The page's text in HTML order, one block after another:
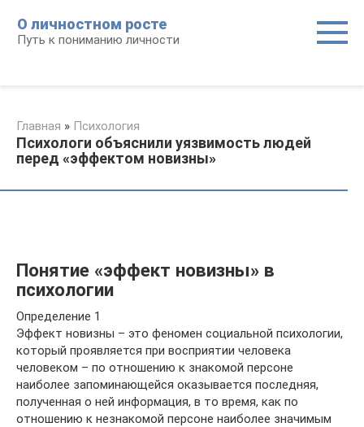
контенту
О личностном росте
Путь к пониманию личности
Главная » Психология
Психологи объяснили уязвимость людей
перед «эффектом новизны»
Понятие «эффект новизны» в
психологии
Определение 1
Эффект новизны – это феномен социальной психологии,
который проявляется при восприятии человека
человеком – по отношению к знакомой персоне
наиболее запоминающейся оказывается последняя,
полученная о ней информация, в то время, как по
отношению к незнакомой персоне наиболее значимым